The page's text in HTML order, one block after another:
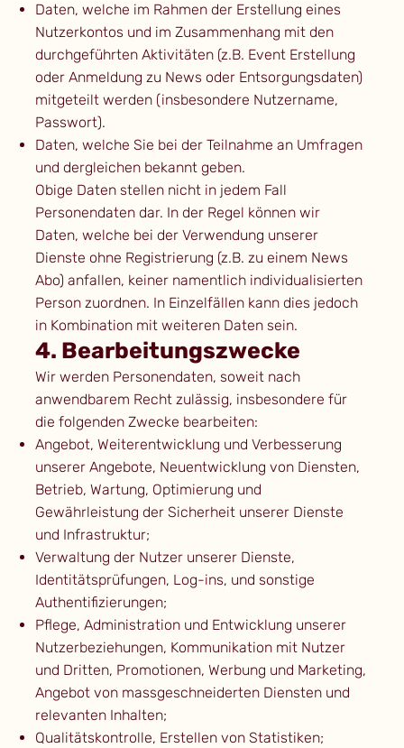
Daten, welche im Rahmen der Erstellung eines
Nutzerkontos und im Zusammenhang mit den
durchgeführten Aktivitäten (z.B. Event Erstellung
oder Anmeldung zu News oder Entsorgungsdaten)
mitgeteilt werden (insbesondere Nutzername,
Passwort).
Daten, welche Sie bei der Teilnahme an Umfragen
und dergleichen bekannt geben.
Obige Daten stellen nicht in jedem Fall
Personendaten dar. In der Regel können wir
Daten, welche bei der Verwendung unserer
Dienste ohne Registrierung (z.B. zu einem News
Abo) anfallen, keiner namentlich individualisierten
Person zuordnen. In Einzelfällen kann dies jedoch
in Kombination mit weiteren Daten sein.
4. Bearbeitungszwecke
Wir werden Personendaten, soweit nach
anwendbarem Recht zulässig, insbesondere für
die folgenden Zwecke bearbeiten:
Angebot, Weiterentwicklung und Verbesserung
unserer Angebote, Neuentwicklung von Diensten,
Betrieb, Wartung, Optimierung und
Gewährleistung der Sicherheit unserer Dienste
und Infrastruktur;
Verwaltung der Nutzer unserer Dienste,
Identitätsprüfungen, Log-ins, und sonstige
Authentifizierungen;
Pflege, Administration und Entwicklung unserer
Nutzerbeziehungen, Kommunikation mit Nutzer
und Dritten, Promotionen, Werbung und Marketing,
Angebot von massgeschneiderten Diensten und
relevanten Inhalten;
Qualitätskontrolle, Erstellen von Statistiken;